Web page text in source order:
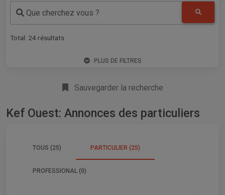
Que cherchez vous ?
Total: 24 résultats
PLUS DE FILTRES
Sauvegarder la recherche
Kef Ouest: Annonces des particuliers
TOUS (25) PARTICULIER (25)
PROFESSIONAL (0)